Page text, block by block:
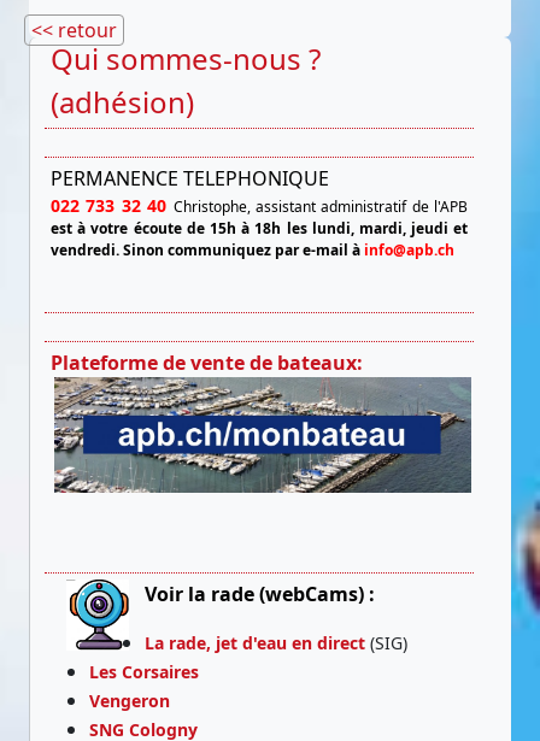
<< retour
Qui sommes-nous ?
(adhésion)
PERMANENCE TELEPHONIQUE
022 733 32 40 Christophe, assistant administratif de l'APB
est à votre écoute de 15h à 18h les lundi, mardi, jeudi et
vendredi.Sinon communiquez par e-mail à info@apb.ch
Plateforme de vente de bateaux:
Voir la rade (webCams) :
La rade, jet d'eau en direct(SIG)
Les Corsaires
Vengeron
SNG Cologny